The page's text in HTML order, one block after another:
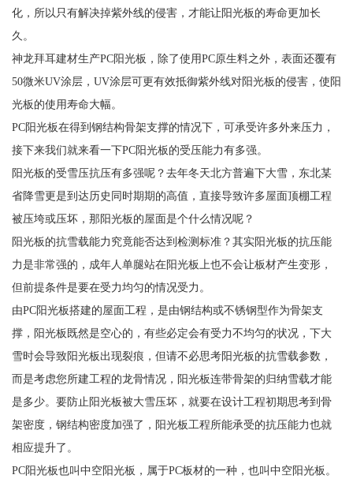
化，所以只有解决掉紫外线的侵害，才能让阳光板的寿命更加长
久。
神龙拜耳建材生产PC阳光板，除了使用PC原生料之外，表面还覆有
50微米UV涂层，UV涂层可更有效抵御紫外线对阳光板的侵害，使阳
光板的使用寿命大幅。
PC阳光板在得到钢结构骨架支撑的情况下，可承受许多外来压力，
接下来我们就来看一下PC阳光板的受压能力有多强。
阳光板的受雪压抗压有多强呢？去年冬天北方普遍下大雪，东北某
省降雪更是到达历史同时期期的高值，直接导致许多屋面顶棚工程
被压垮或压坏，那阳光板的屋面是个什么情况呢？
阳光板的抗雪载能力究竟能否达到检测标准？其实阳光板的抗压能
力是非常强的，成年人单腿站在阳光板上也不会让板材产生变形，
但前提条件是要在受力均匀的情况受力。
由PC阳光板搭建的屋面工程，是由钢结构或不锈钢型作为骨架支
撑，阳光板既然是空心的，有些必定会有受力不均匀的状况，下大
雪时会导致阳光板出现裂痕，但请不必思考阳光板的抗雪载参数，
而是考虑您所建工程的龙骨情况，阳光板连带骨架的归纳雪载才能
是多少。要防止阳光板被大雪压坏，就要在设计工程初期思考到骨
架密度，钢结构密度加强了，阳光板工程所能承受的抗压能力也就
相应提升了。
PC阳光板也叫中空阳光板，属于PC板材的一种，也叫中空阳光板。